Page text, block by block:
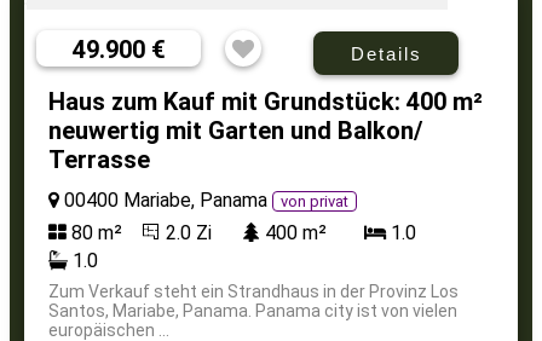
49.900 € Details
Haus zum Kauf mit Grundstück: 400 m²
neuwertig mit Garten und Balkon/
Terrasse
00400 Mariabe, Panama von privat
80 m² 2.0 Zi 400 m²
1.0
1.0
Zum Verkauf steht ein Strandhaus in der Provinz Los
Santos, Mariabe, Panama. Panama city ist von vielen
europäischen ...